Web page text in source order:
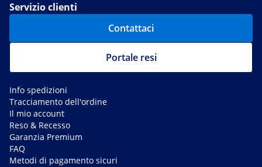
Servizio clienti
Contattaci
Portale resi
Info spedizioni
Tracciamento dell'ordine
Il mio account
Reso & Recesso
Garanzia Premium
FAQ
Metodi di pagamento sicuri